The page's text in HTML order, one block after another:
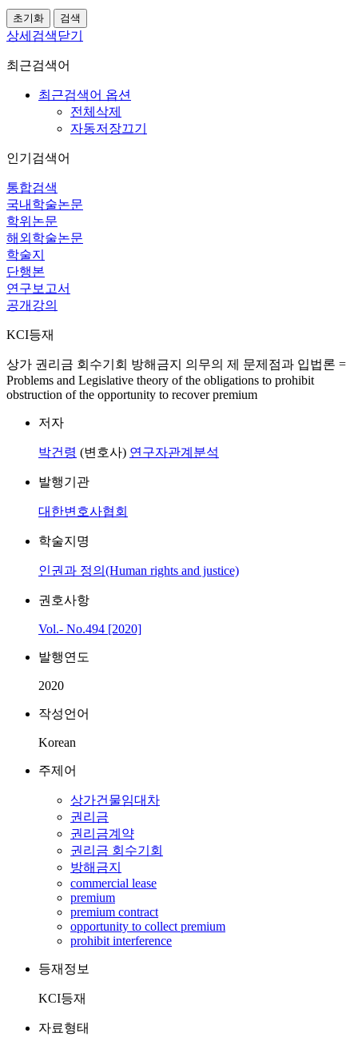
상세검색닫기
최근검색어
최근검색어 옵션
전체삭제
자동저장끄기
인기검색어
통합검색
국내학술논문
학위논문
해외학술논문
학술지
단행본
연구보고서
공개강의
KCI등재
상가 권리금 회수기회 방해금지 의무의 제 문제점과 입법론 =
Problems and Legislative theory of the obligations to prohibit
obstruction of the opportunity to recover premium
저자
박건령 (변호사) 연구자관계분석
발행기관
대한변호사협회
학술지명
인권과 정의(Human rights and justice)
권호사항
Vol.- No.494 [2020]
발행연도
2020
작성언어
Korean
주제어
상가건물임대차
권리금
권리금계약
권리금 회수기회
방해금지
commercial lease
premium
premium contract
opportunity to collect premium
prohibit interference
등재정보
KCI등재
자료형태